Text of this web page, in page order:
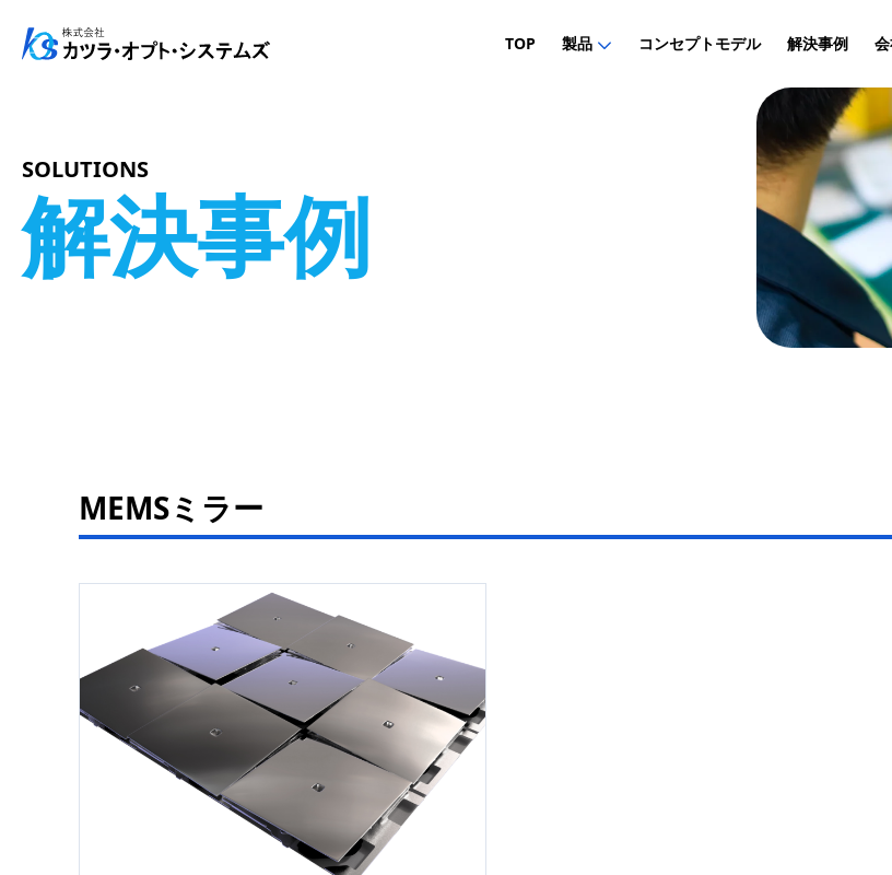
メインナビゲーション
TOP 製品 コンセプトモデル 解決事例
SOLUTIONS
解決事例
MEMSミラー